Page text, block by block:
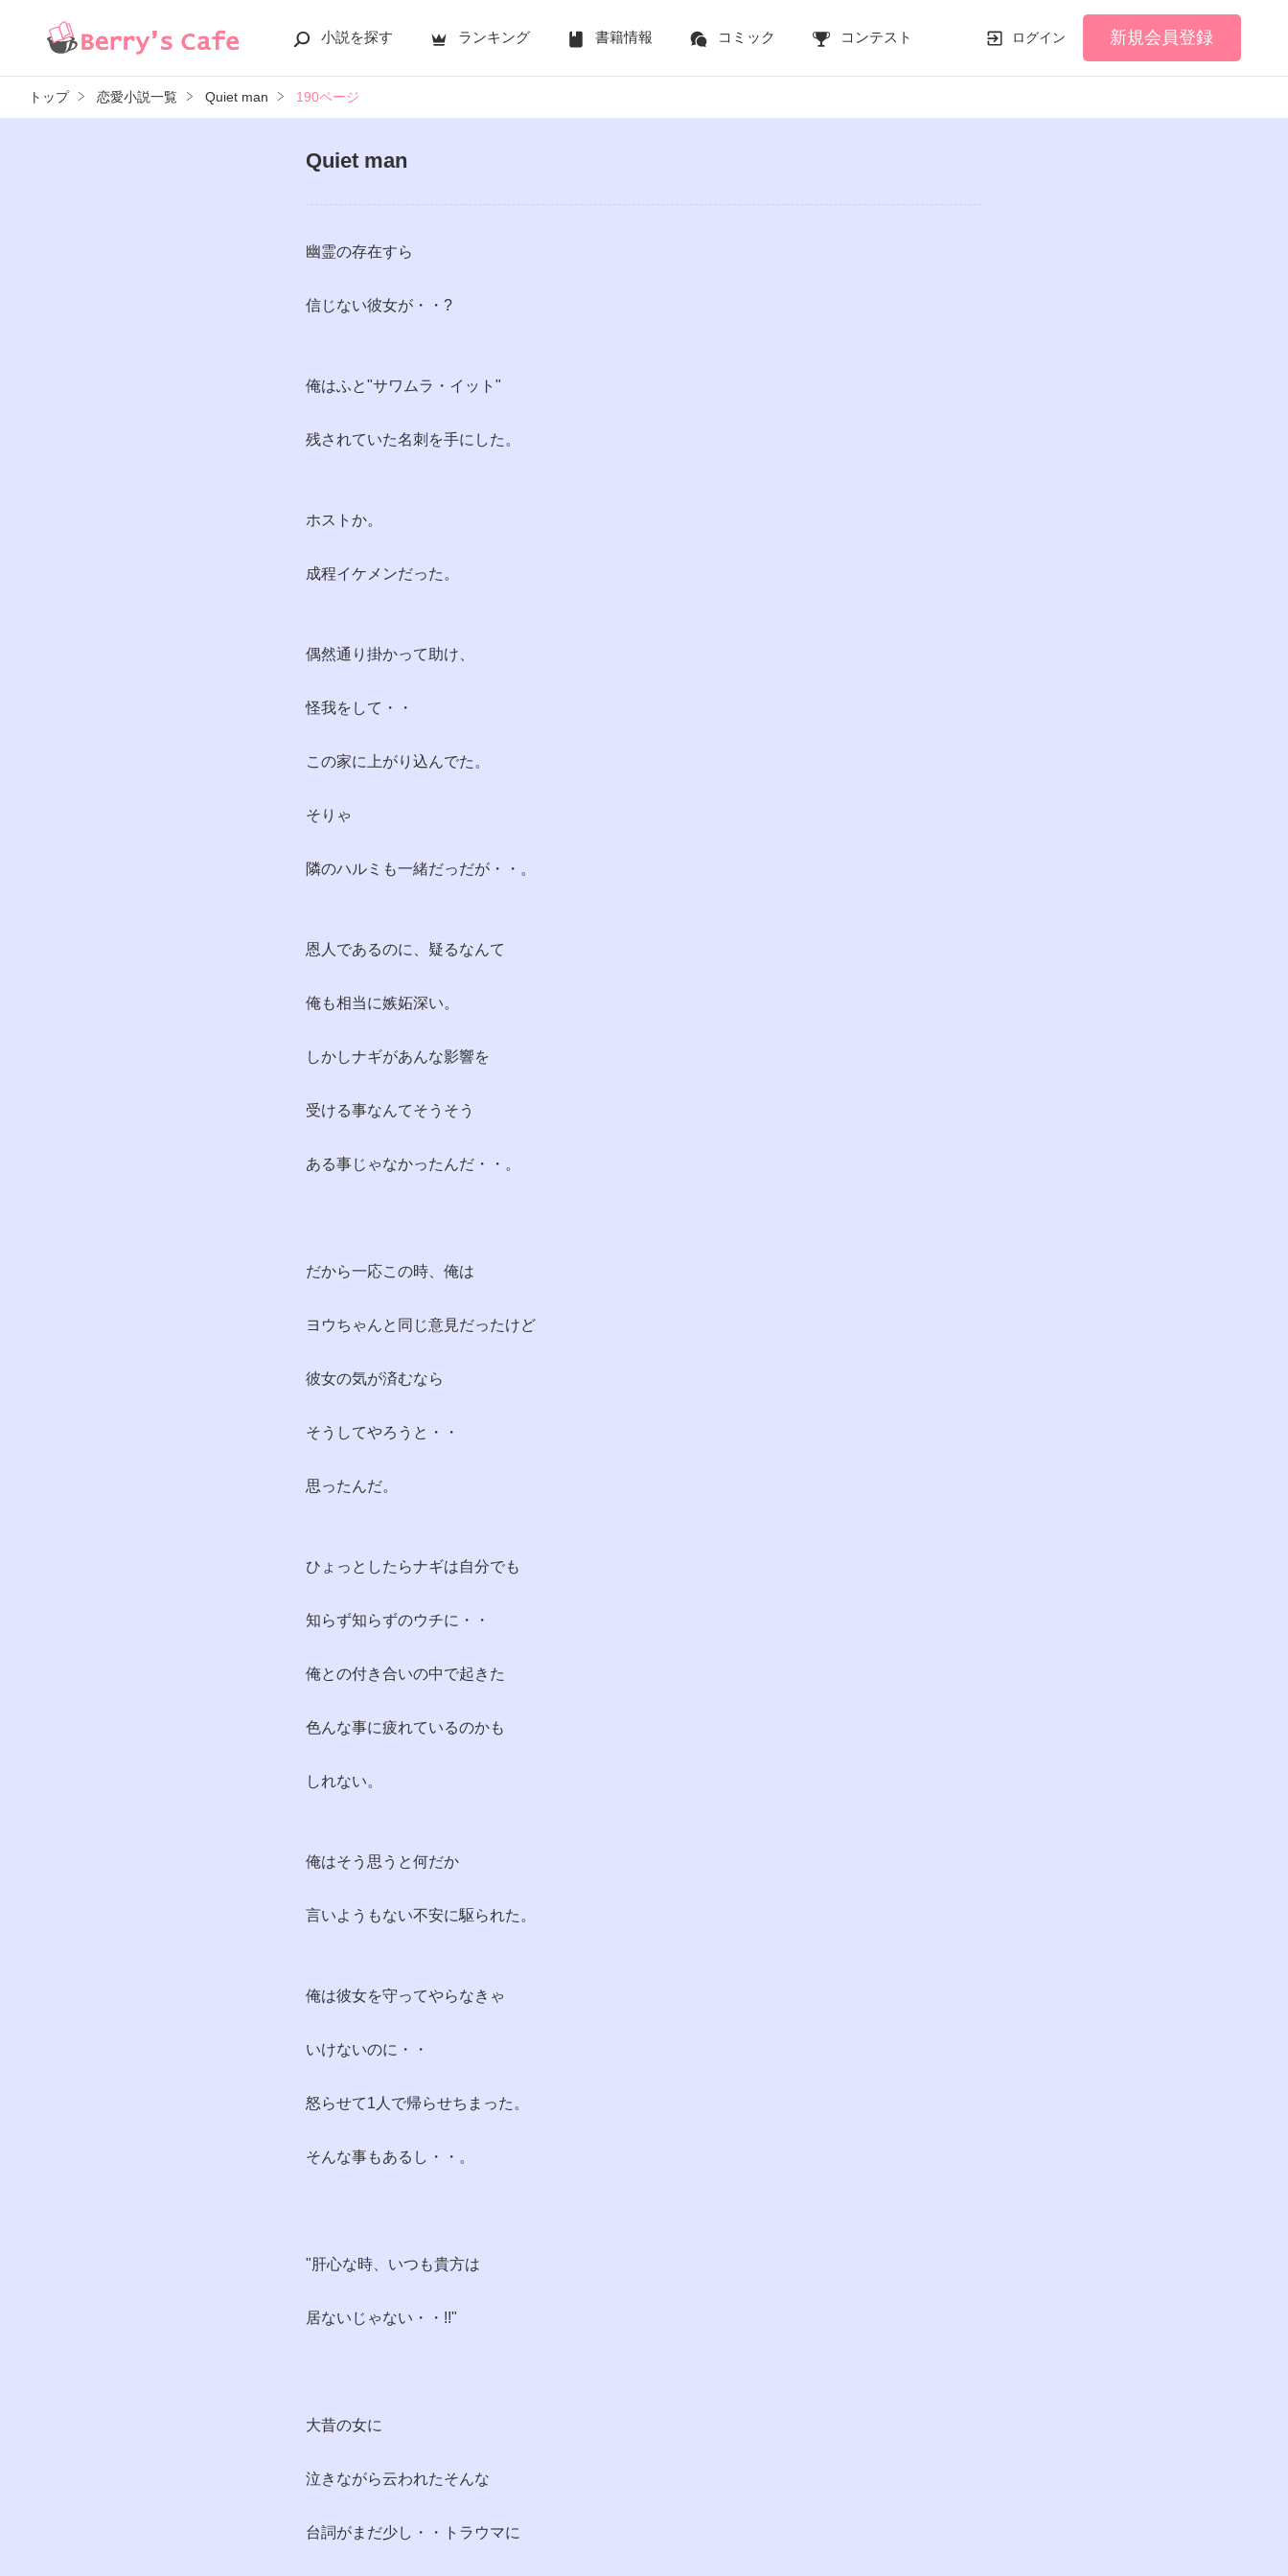
小説を探す ランキング 書籍情報 コミック コンテスト ログイン 新規会員登録
トップ 恋愛小説一覧 Quiet man 190ページ
Quiet man
幽霊の存在すら
信じない彼女が・・?
俺はふと"サワムラ・イット"
残されていた名刺を手にした。
ホストか。
成程イケメンだった。
偶然通り掛かって助け、
怪我をして・・
この家に上がり込んでた。
そりゃ
隣のハルミも一緒だっだが・・。
恩人であるのに、疑るなんて
俺も相当に嫉妬深い。
しかしナギがあんな影響を
受ける事なんてそうそう
ある事じゃなかったんだ・・。
だから一応この時、俺は
ヨウちゃんと同じ意見だったけど
彼女の気が済むなら
そうしてやろうと・・
思ったんだ。
ひょっとしたらナギは自分でも
知らず知らずのウチに・・
俺との付き合いの中で起きた
色んな事に疲れているのかも
しれない。
俺はそう思うと何だか
言いようもない不安に駆られた。
俺は彼女を守ってやらなきゃ
いけないのに・・
怒らせて1人で帰らせちまった。
そんな事もあるし・・。
"肝心な時、いつも貴方は
居ないじゃない・・!!"
大昔の女に
泣きながら云われたそんな
台詞がまだ少し・・トラウマに